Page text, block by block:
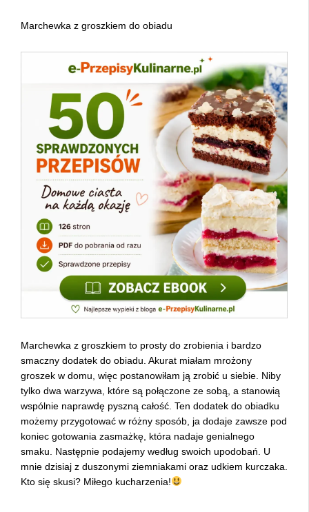
Marchewka z groszkiem do obiadu
Marchewka z groszkiem to prosty do zrobienia i bardzo
smaczny dodatek do obiadu. Akurat miałam mrożony
groszek w domu, więc postanowiłam ją zrobić u siebie. Niby
tylko dwa warzywa, które są połączone ze sobą, a stanowią
wspólnie naprawdę pyszną całość. Ten dodatek do obiadku
możemy przygotować w różny sposób, ja dodaje zawsze pod
koniec gotowania zasmażkę, która nadaje genialnego
smaku. Następnie podajemy według swoich upodobań. U
mnie dzisiaj z duszonymi ziemniakami oraz udkiem kurczaka.
Kto się skusi? Miłego kucharzenia!